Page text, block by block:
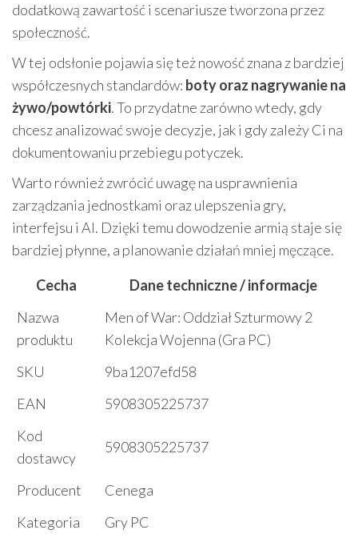
dodatkową zawartość i scenariusze tworzona przez
społeczność.
W tej odsłonie pojawia się też nowość znana z bardziej
współczesnych standardów: boty oraz nagrywanie na
żywo/powtórki. To przydatne zarówno wtedy, gdy
chcesz analizować swoje decyzje, jak i gdy zależy Ci na
dokumentowaniu przebiegu potyczek.
Warto również zwrócić uwagę na usprawnienia
zarządzania jednostkami oraz ulepszenia gry,
interfejsu i AI. Dzięki temu dowodzenie armią staje się
bardziej płynne, a planowanie działań mniej męczące.
Cecha
Dane techniczne / informacje
Nazwa
produktu
Men of War: Oddział Szturmowy 2
Kolekcja Wojenna (Gra PC)
SKU
9ba1207efd58
EAN
5908305225737
Kod
dostawcy
5908305225737
Producent
Cenega
Kategoria
Gry PC